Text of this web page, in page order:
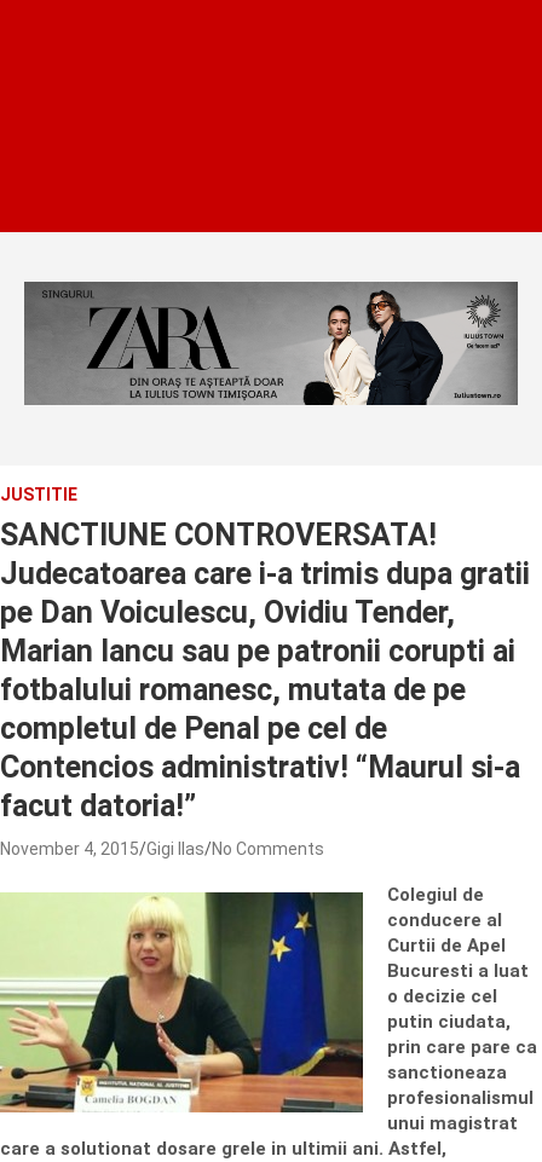
JUSTITIE
SANCTIUNE CONTROVERSATA!
Judecatoarea care i-a trimis dupa gratii
pe Dan Voiculescu, Ovidiu Tender,
Marian Iancu sau pe patronii corupti ai
fotbalului romanesc, mutata de pe
completul de Penal pe cel de
Contencios administrativ! “Maurul si-a
facut datoria!”
November 4, 2015 Gigi Ilas No Comments
Colegiul de
conducere al
Curtii de Apel
Bucuresti a luat
o decizie cel
putin ciudata,
prin care pare ca
sanctioneaza
profesionalismul
unui magistrat
care a solutionat dosare grele in ultimii ani. Astfel,